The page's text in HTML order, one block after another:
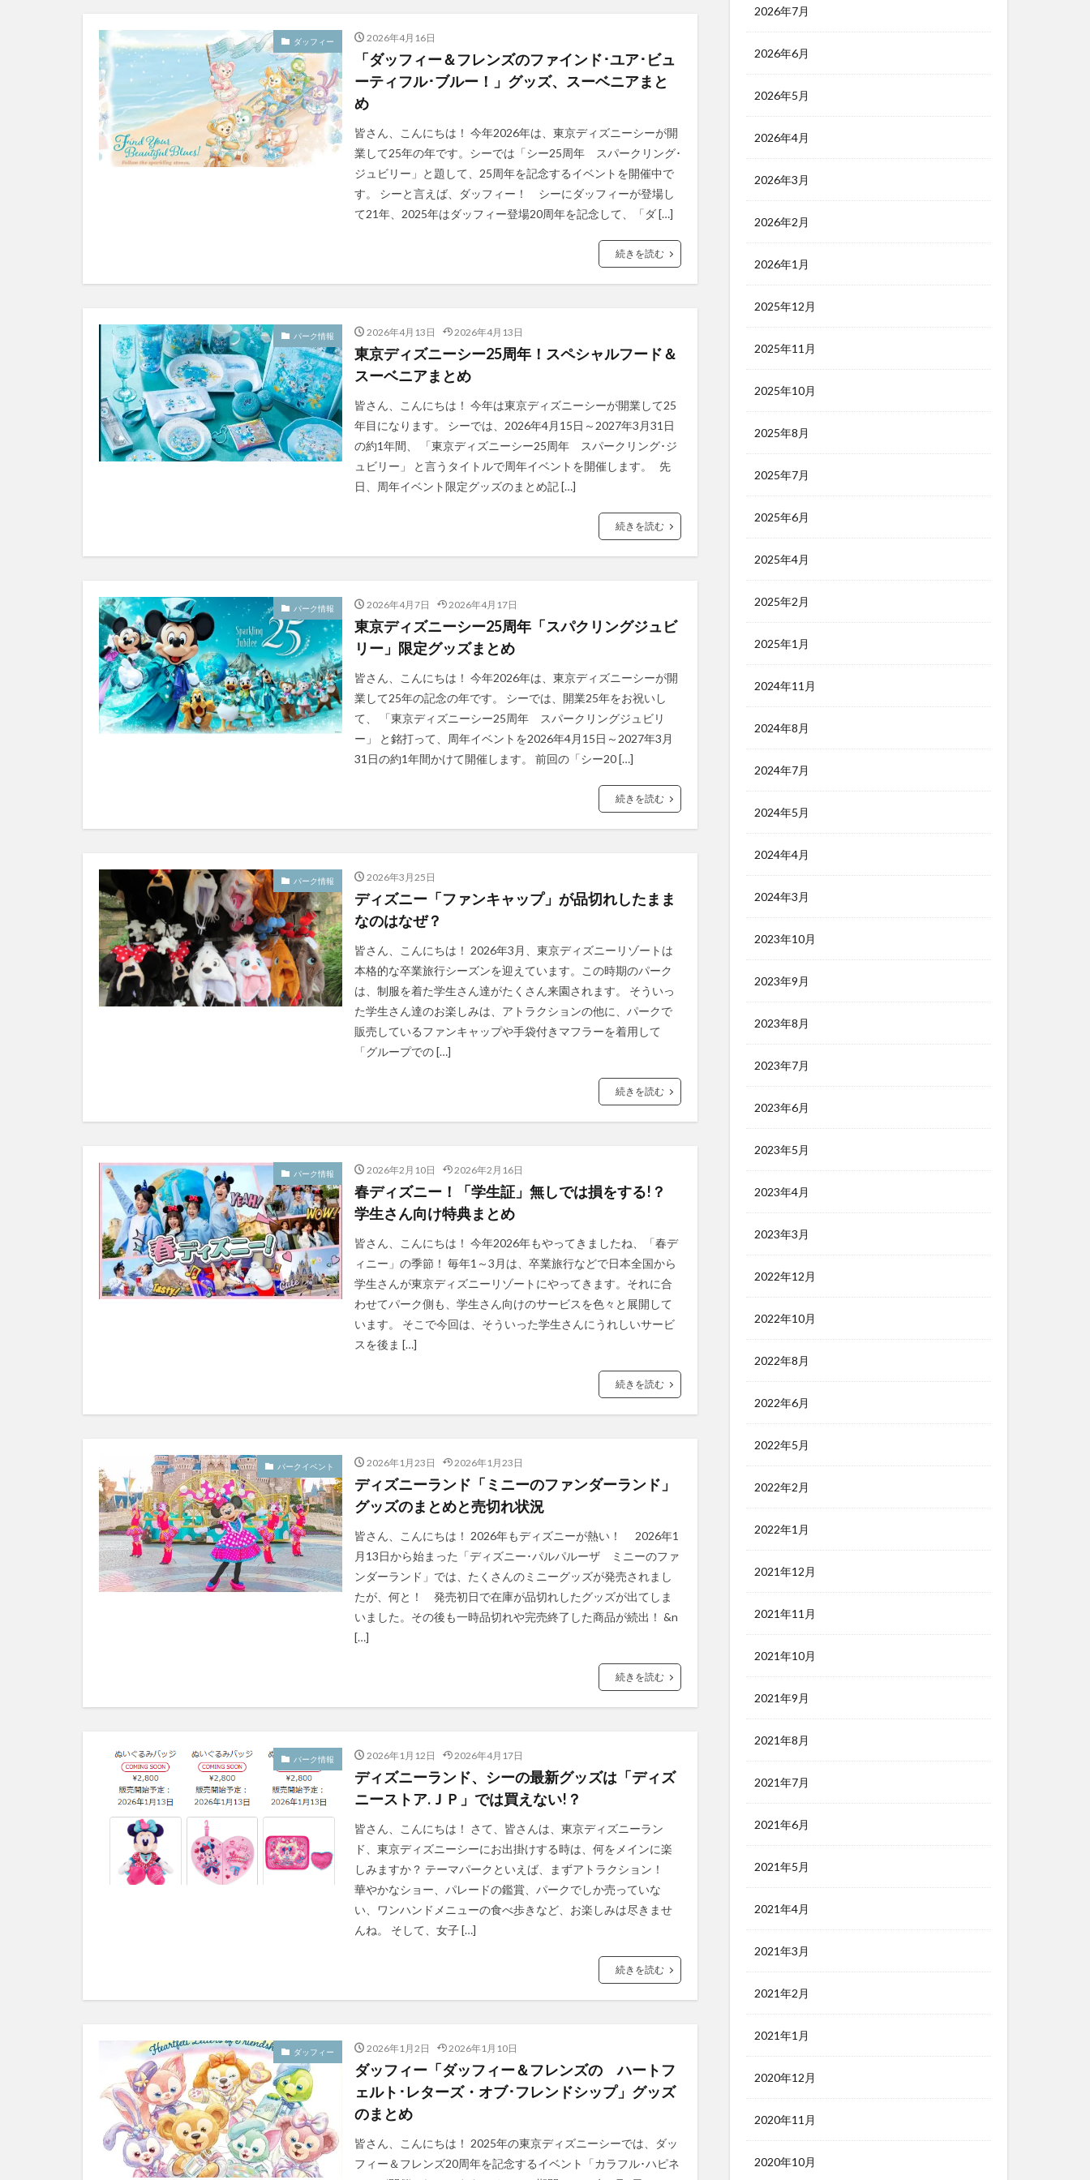
ダッフィー 2026年4月16日
「ダッフィー＆フレンズのファインド･ユア･ビュ
ーティフル･ブルー！」グッズ、スーベニアまと
め
皆さん、こんにちは！ 今年2026年は、東京ディズニーシーが開
業して25年の年です。シーでは「シー25周年 スパークリング･
ジュビリー」と題して、25周年を記念するイベントを開催中で
す。 シーと言えば、ダッフィー！ シーにダッフィーが登場し
て21年、2025年はダッフィー登場20周年を記念して、「ダ […]
続きを読む
パーク情報 2026年4月13日 2026年4月13日
東京ディズニーシー25周年！スペシャルフード＆
スーベニアまとめ
皆さん、こんにちは！ 今年は東京ディズニーシーが開業して25
年目になります。 シーでは、2026年4月15日～2027年3月31日
の約1年間、 「東京ディズニーシー25周年 スパークリング･ジ
ュビリー」 と言うタイトルで周年イベントを開催します。 先
日、周年イベント限定グッズのまとめ記 […]
続きを読む
パーク情報 2026年4月7日 2026年4月17日
東京ディズニーシー25周年「スパクリングジュビ
リー」限定グッズまとめ
皆さん、こんにちは！ 今年2026年は、東京ディズニーシーが開
業して25年の記念の年です。 シーでは、開業25年をお祝いし
て、 「東京ディズニーシー25周年 スパークリングジュビリ
ー」 と銘打って、周年イベントを2026年4月15日～2027年3月
31日の約1年間かけて開催します。 前回の「シー20 […]
続きを読む
パーク情報 2026年3月25日
ディズニー「ファンキャップ」が品切れしたまま
なのはなぜ？
皆さん、こんにちは！ 2026年3月、東京ディズニーリゾートは
本格的な卒業旅行シーズンを迎えています。この時期のパーク
は、制服を着た学生さん達がたくさん来園されます。 そういっ
た学生さん達のお楽しみは、アトラクションの他に、パークで
販売しているファンキャップや手袋付きマフラーを着用して
「グループでの […]
続きを読む
パーク情報 2026年2月10日 2026年2月16日
春ディズニー！「学生証」無しでは損をする!？
学生さん向け特典まとめ
皆さん、こんにちは！ 今年2026年もやってきましたね、「春デ
ィニー」の季節！ 毎年1～3月は、卒業旅行などで日本全国から
学生さんが東京ディズニーリゾートにやってきます。それに合
わせてパーク側も、学生さん向けのサービスを色々と展開して
います。 そこで今回は、そういった学生さんにうれしいサービ
スを後ま […]
続きを読む
パークイベント 2026年1月23日 2026年1月23日
ディズニーランド「ミニーのファンダーランド」
グッズのまとめと売切れ状況
皆さん、こんにちは！ 2026年もディズニーが熱い！ 2026年1
月13日から始まった「ディズニー･パルパルーザ ミニーのファ
ンダーランド」では、たくさんのミニーグッズが発売されまし
たが、何と！ 発売初日で在庫が品切れしたグッズが出てしま
いました。その後も一時品切れや完売終了した商品が続出！ &n
[…]
続きを読む
パーク情報 2026年1月12日 2026年4月17日
ディズニーランド、シーの最新グッズは「ディズ
ニーストア.ＪＰ」では買えない!？
皆さん、こんにちは！ さて、皆さんは、東京ディズニーラン
ド、東京ディズニーシーにお出掛けする時は、何をメインに楽
しみますか？ テーマパークといえば、まずアトラクション！
華やかなショー、パレードの鑑賞、パークでしか売っていな
い、ワンハンドメニューの食べ歩きなど、お楽しみは尽きませ
んね。 そして、女子 […]
続きを読む
ダッフィー 2026年1月2日 2026年1月10日
ダッフィー「ダッフィー＆フレンズの ハートフ
ェルト･レターズ・オブ･フレンドシップ」グッズ
のまとめ
皆さん、こんにちは！ 2025年の東京ディズニーシーでは、ダッ
フィー＆フレンズ20周年を記念するイベント「カラフル･ハピネ
2026年7月
2026年6月
2026年5月
2026年4月
2026年3月
2026年2月
2026年1月
2025年12月
2025年11月
2025年10月
2025年8月
2025年7月
2025年6月
2025年4月
2025年2月
2025年1月
2024年11月
2024年8月
2024年7月
2024年5月
2024年4月
2024年3月
2023年10月
2023年9月
2023年8月
2023年7月
2023年6月
2023年5月
2023年4月
2023年3月
2022年12月
2022年10月
2022年8月
2022年6月
2022年5月
2022年2月
2022年1月
2021年12月
2021年11月
2021年10月
2021年9月
2021年8月
2021年7月
2021年6月
2021年5月
2021年4月
2021年3月
2021年2月
2021年1月
2020年12月
2020年11月
2020年10月